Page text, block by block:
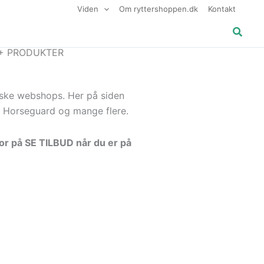
Viden Om ryttershoppen.dk Kontakt
Søg
PRODUKTER
webshops. Her på siden
og mange flere.
SE TILBUD når du er på